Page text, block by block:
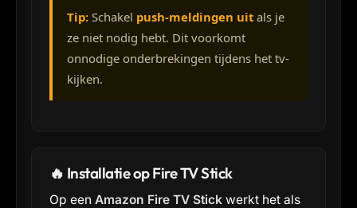
Tip: Schakel push-meldingen uit als je
ze niet nodig hebt. Dit voorkomt
onnodige onderbrekingen tijdens het tv-
kijken.
🔥 Installatie op Fire TV Stick
Op een Amazon Fire TV Stick werkt het als